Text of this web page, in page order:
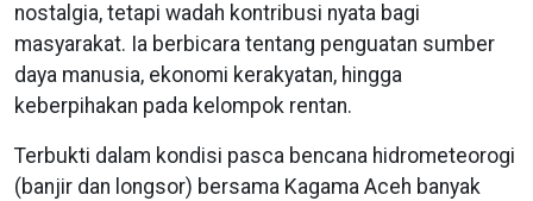
nostalgia, tetapi wadah kontribusi nyata bagi
masyarakat. Ia berbicara tentang penguatan sumber
daya manusia, ekonomi kerakyatan, hingga
keberpihakan pada kelompok rentan.
Terbukti dalam kondisi pasca bencana hidrometeorogi
(banjir dan longsor) bersama Kagama Aceh banyak